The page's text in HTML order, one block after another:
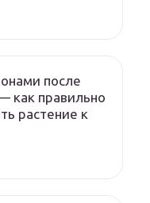
после
как правильно
растение к